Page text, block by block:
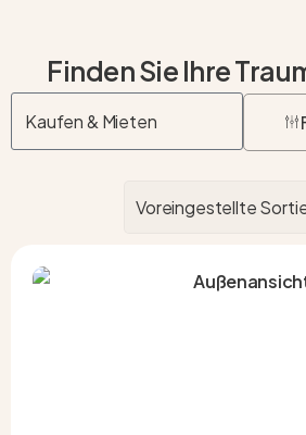
Finden Sie Ihre